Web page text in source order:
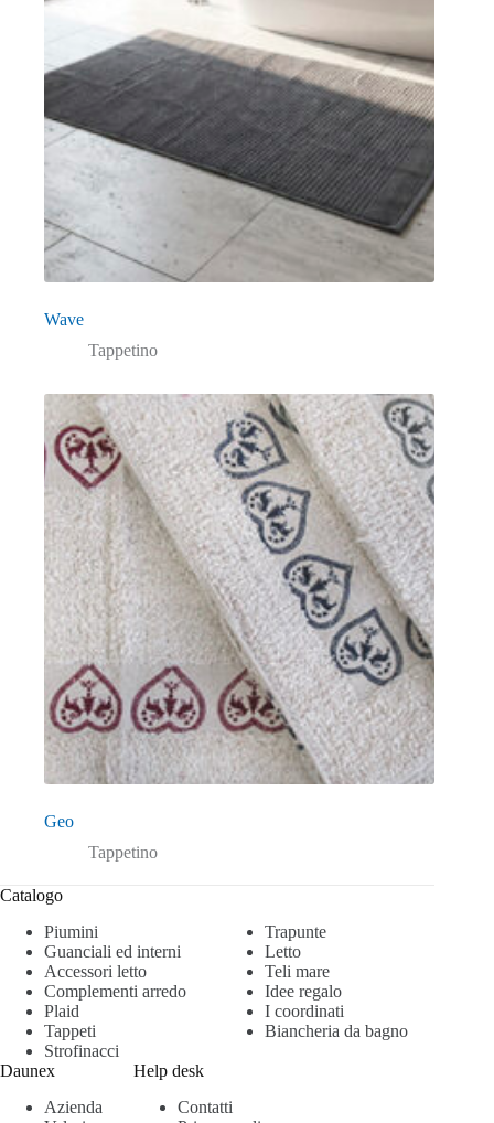
Wave
Tappetino
Geo
Tappetino
Catalogo
Piumini
Trapunte
Guanciali ed interni
Letto
Accessori letto
Teli mare
Complementi arredo
Idee regalo
Plaid
I coordinati
Tappeti
Biancheria da bagno
Strofinacci
Daunex
Azienda
Help desk
Contatti